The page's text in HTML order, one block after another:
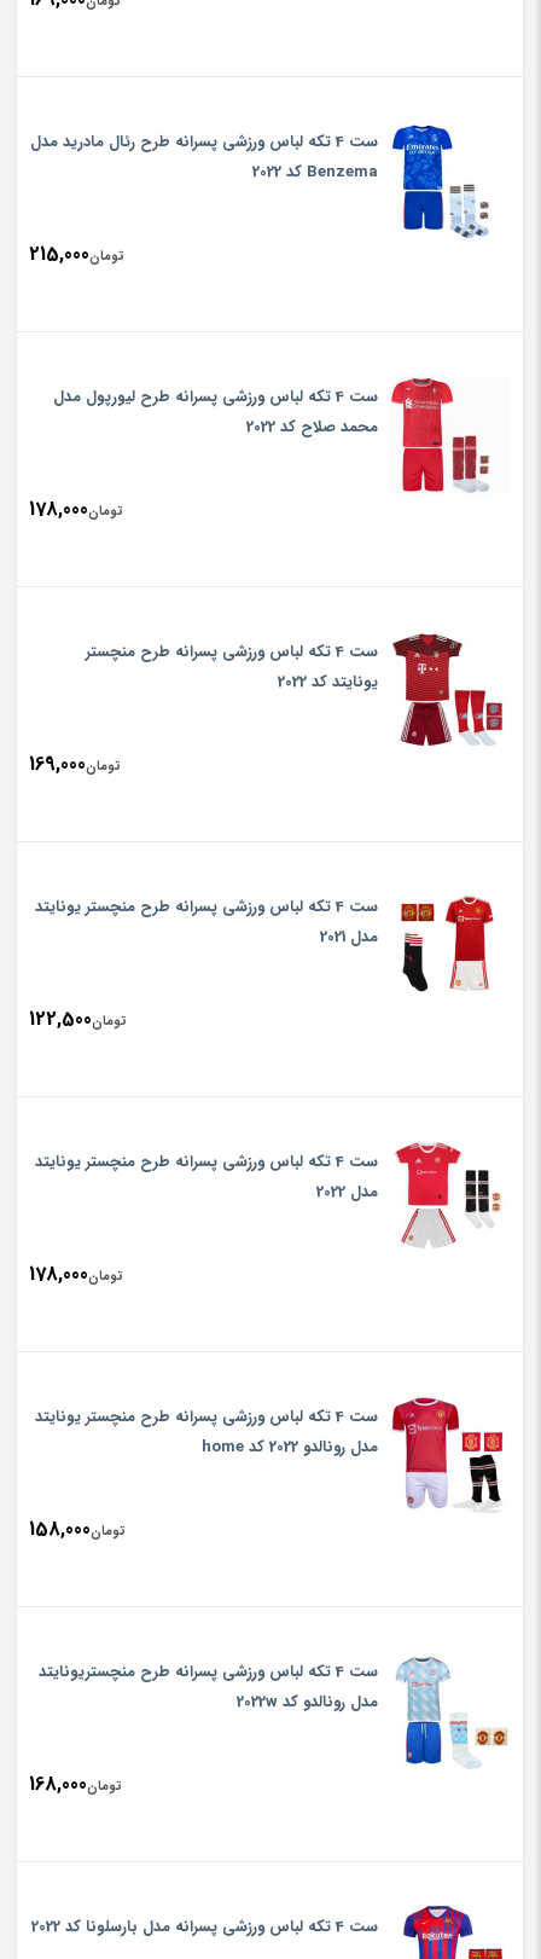
ست 4 تکه لباس ورزشی پسرانه طرح رئال مادرید مدل
Benzema کد 2022
تومان215,000
ست 4 تکه لباس ورزشی پسرانه طرح لیورپول مدل
محمد صلاح کد 2022
تومان178,000
ست 4 تکه لباس ورزشی پسرانه طرح منچستر
یونایتد کد 2022
تومان169,000
ست 4 تکه لباس ورزشی پسرانه طرح منچستر یونایتد
مدل 2021
تومان122,500
ست 4 تکه لباس ورزشی پسرانه طرح منچستر یونایتد
مدل 2022
تومان178,000
ست 4 تکه لباس ورزشی پسرانه طرح منچستر یونایتد
مدل رونالدو 2022 کد home
تومان158,000
ست 4 تکه لباس ورزشی پسرانه طرح منچستریونایتد
مدل رونالدو کد 2022w
تومان168,000
ست 4 تکه لباس ورزشی پسرانه مدل بارسلونا کد 2022